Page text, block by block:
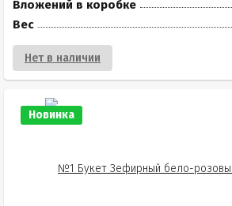
Вложений в коробке
Вес
Нет в наличии
Новинка